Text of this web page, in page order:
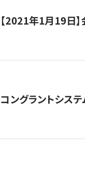
【2021年1月19日
コングラントシス